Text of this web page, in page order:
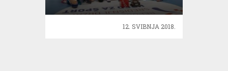
Hrvatske
12. SVIBNJA 2018.